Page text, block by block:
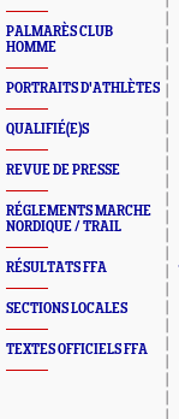
PALMARÈS CLUB
HOMME
PORTRAITS D'ATHLÈTES
QUALIFIÉ(E)S
REVUE DE PRESSE
RÉGLEMENTS MARCHE
NORDIQUE / TRAIL
RÉSULTATS FFA
SECTIONS LOCALES
TEXTES OFFICIELS FFA